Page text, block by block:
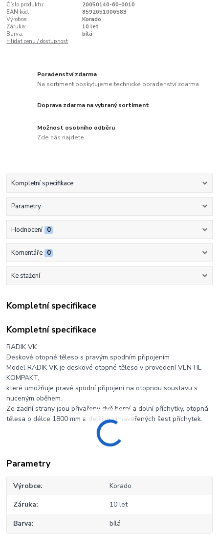
Číslo produktu:
20050140-60-0010
EAN kód:
8592651006583
Výrobce:
Korado
Záruka:
10 let
Barva:
bílá
Hlídat cenu / dostupnost
Poradenství zdarma
Na sortiment poskytujeme technické poradenství zdarma
Doprava zdarma na vybraný sortiment
Možnost osobního odběru
Zde nás najdete
Kompletní specifikace
Parametry
Hodnocení 0
Komentáře 0
Ke stažení
Kompletní specifikace
Kompletní specifikace
RADIK VK
Deskové otopné těleso s pravým spodním připojením
Model RADIK VK je deskové otopné těleso v provedení VENTIL
KOMPAKT,
které umožňuje pravé spodní připojení na otopnou soustavu s
nuceným oběhem.
Ze zadní strany jsou přivařeny dvě horní a dolní příchytky, otopná
tělesa o délce 1800 mm a delší mají navařených šest příchytek.
Parametry
Výrobce Korado
Záruka 10 let
Barva bílá